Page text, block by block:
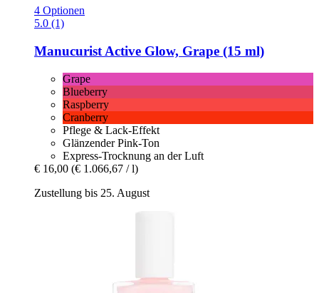
4 Optionen
5.0 (1)
Manucurist Active Glow, Grape (15 ml)
Grape
Blueberry
Raspberry
Cranberry
Pflege & Lack-Effekt
Glänzender Pink-Ton
Express-Trocknung an der Luft
€ 16,00 (€ 1.066,67 / l)
Zustellung bis 25. August